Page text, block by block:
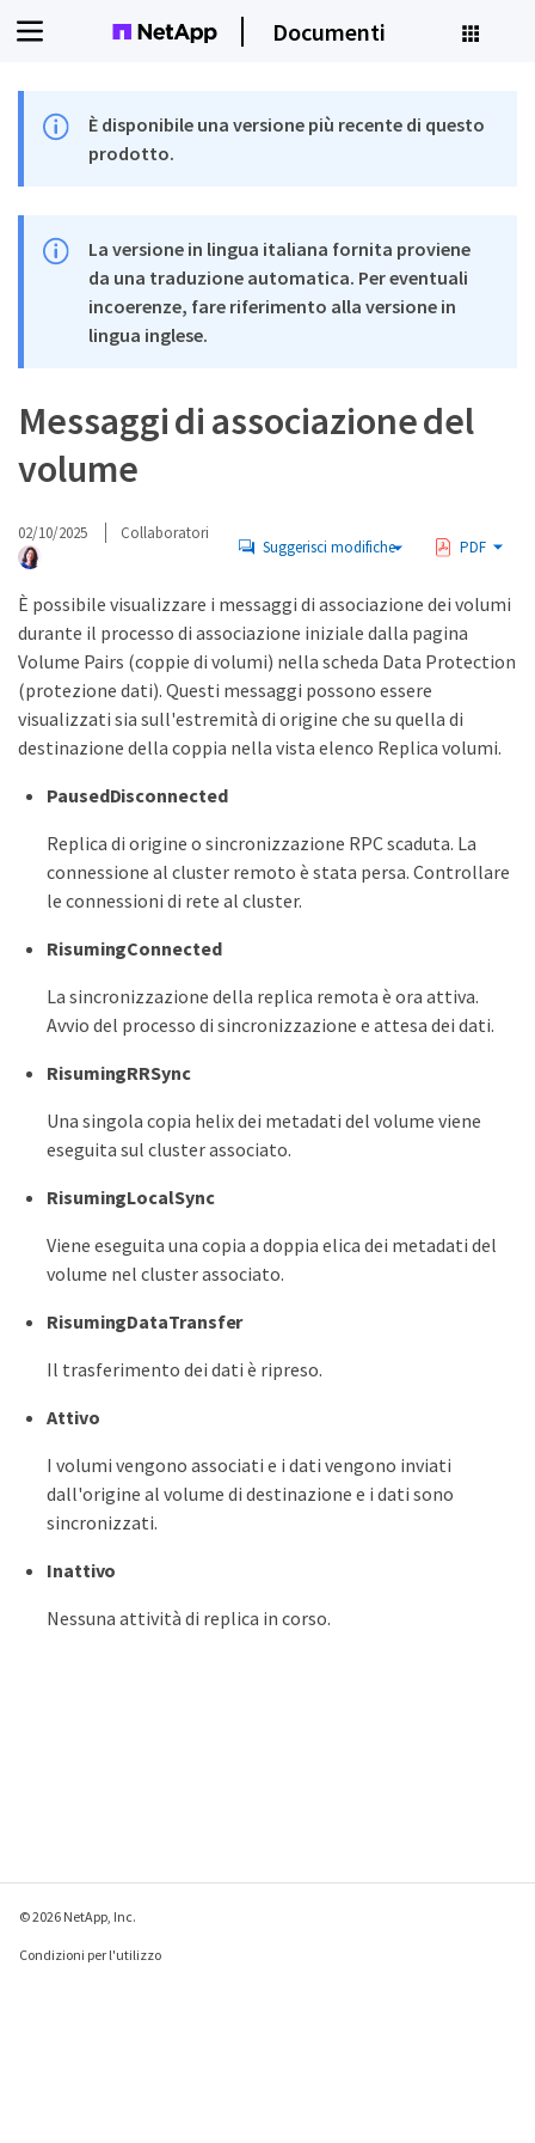
Documenti
È disponibile una versione più recente di questo
prodotto.
La versione in lingua italiana fornita proviene
da una traduzione automatica. Per eventuali
incoerenze, fare riferimento alla versione in
lingua inglese.
Messaggi di associazione del
volume
02/10/2025 Collaboratori
Suggerisci modifiche PDF
È possibile visualizzare i messaggi di associazione dei volumi
durante il processo di associazione iniziale dalla pagina
Volume Pairs (coppie di volumi) nella scheda Data Protection
(protezione dati). Questi messaggi possono essere
visualizzati sia sull'estremità di origine che su quella di
destinazione della coppia nella vista elenco Replica volumi.
PausedDisconnected
Replica di origine o sincronizzazione RPC scaduta. La
connessione al cluster remoto è stata persa. Controllare
le connessioni di rete al cluster.
RisumingConnected
La sincronizzazione della replica remota è ora attiva.
Avvio del processo di sincronizzazione e attesa dei dati.
RisumingRRSync
Una singola copia helix dei metadati del volume viene
eseguita sul cluster associato.
RisumingLocalSync
Viene eseguita una copia a doppia elica dei metadati del
volume nel cluster associato.
RisumingDataTransfer
Il trasferimento dei dati è ripreso.
Attivo
I volumi vengono associati e i dati vengono inviati
dall'origine al volume di destinazione e i dati sono
sincronizzati.
Inattivo
Nessuna attività di replica in corso.
© 2026 NetApp, Inc.
Condizioni per l'utilizzo